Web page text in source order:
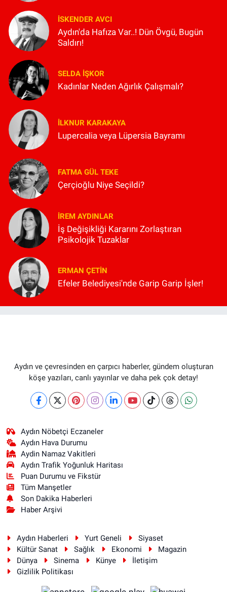
İSKENDER AVCI
Aydın'da Hafıza Var..! Dün Övgü, Bugün
Saldırı!
SELDA İŞKOR
Kadınlar Neden Ağırlık Çalışmalı?
İLKNUR KARAKAYA
Lupercalia veya Lüpersia Bayramı
FATMA GÜL TEKE
Çerçioğlu Niye Seçildi?
İREM AYDINLAR
İş Değişikliği Kararını Zorlaştıran
Psikolojik Tuzaklar
ERMAN ÇETIN
Efeler Belediyesi'nde Garip Garip İşler!
Aydın ve çevresinden en çarpıcı haberler, gündem oluşturan
köşe yazıları, canlı yayınlar ve daha pek çok detay!
Aydın Nöbetçi Eczaneler
Aydın Hava Durumu
Aydin Namaz Vakitleri
Aydın Trafik Yoğunluk Haritası
Puan Durumu ve Fikstür
Tüm Manşetler
Son Dakika Haberleri
Haber Arşivi
Aydın Haberleri Yurt Geneli
Siyaset
Kültür Sanat
Sağlık Ekonomi
Magazin
Dünya
Sinema Künye
İletişim
Gizlilik Politikası